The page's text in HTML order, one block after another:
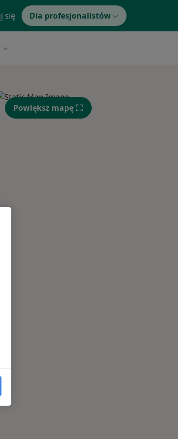
się Dla profesjonalistów
Wt, Śr,
Powiększ mapę